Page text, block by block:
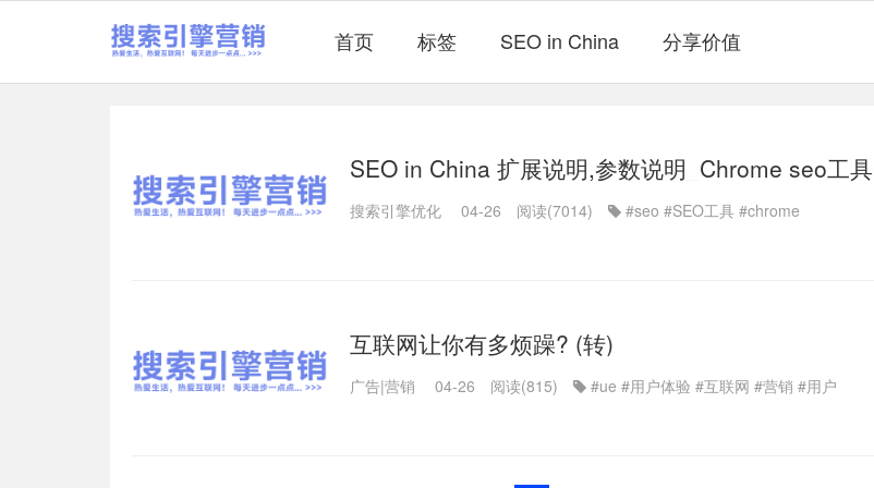
首页 标签 SEO in China 分享价值
SEO in China 扩展说明,参数说明_Chrome seo工具
搜索引擎优化 04-26 阅读(7014) #seo #SEO工具 #chrome
互联网让你有多烦躁? (转)
广告|营销 04-26 阅读(815) #ue #用户体验 #互联网 #营销 #用户